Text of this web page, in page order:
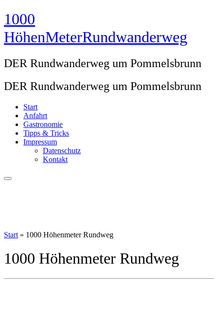
Zum
Inhalt
springen
1000
HöhenMeterRundwanderweg
DER Rundwanderweg um Pommelsbrunn
DER Rundwanderweg um Pommelsbrunn
Start
Anfahrt
Gastronomie
Tipps & Tricks
Impressum
Datenschutz
Kontakt
Start » 1000 Höhenmeter Rundweg
1000 Höhenmeter Rundweg